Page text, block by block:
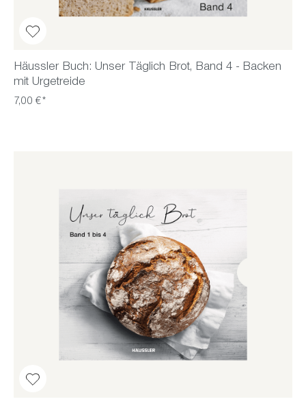
Häussler Buch: Unser Täglich Brot, Band 4 - Backen
mit Urgetreide
7,00 €*